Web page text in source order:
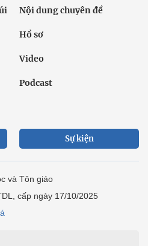
Nội dung chuyên đề
Hồ sơ
Video
Podcast
Sự kiện
và Tôn giáo
cấp ngày 17/10/2025